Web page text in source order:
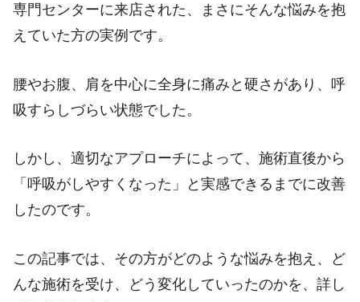
専門センターに来店された、まさにそんな悩みを抱
えていた方の実例です。
腰やお腹、肩を中心に全身に痛みと硬さがあり、呼
吸すらしづらい状態でした。
しかし、適切なアプローチによって、施術直後から
「呼吸がしやすくなった」と実感できるまでに改善
したのです。
この記事では、その方がどのような悩みを抱え、ど
んな施術を受け、どう変化していったのかを、詳し